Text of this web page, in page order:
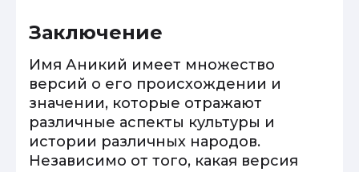
Заключение
Имя Аникий имеет множество
версий о его происхождении и
значении, которые отражают
различные аспекты культуры и
истории различных народов.
Независимо от того, какая версия